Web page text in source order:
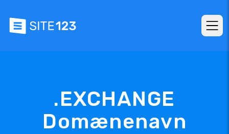
.EXCHANGE
Domænenavn